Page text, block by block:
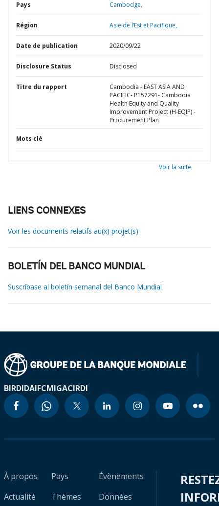
Pays Cambodge,
Région Asie de l’Est et Pacifique,
Date de publication 2020/09/22
Disclosure Status Disclosed
Titre du rapport
Cambodia - EAST ASIA AND
PACIFIC- P157291- Cambodia
Health Equity and Quality
Improvement Project (H-EQIP) -
Procurement Plan
Mots clé
Voir la suite
LIENS CONNEXES
Voir les documents relatifs au(x) projet(s)
BOLETÍN DEL BANCO MUNDIAL
Suscríbase al boletín semanal del Banco Mundial
BIRDIDAIFCMIGACIRDI
À propos
Actualité
Pays
Thèmes
Évènements
Données